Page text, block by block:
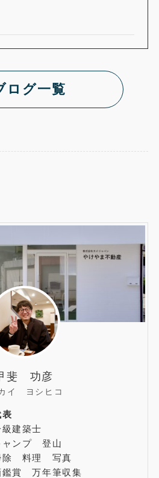
ログ一覧
斐 功彦
ヨシヒコ
建築士
ャンプ 登山
料理 写真
万年筆収集